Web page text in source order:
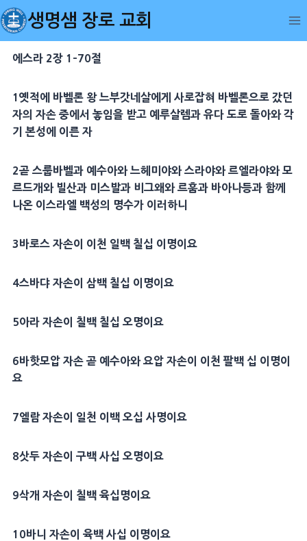
Skip
to
content
생명샘 장로 교회
에스라 2장 1-70절
1 옛적에 바벨론 왕느부갓네살에게 사로잡혀 바벨론으로 갔던
자의 자손 중에서 놓임을 받고 예루살렘과 유다 도로 돌아와 각
기 본성에 이른 자
2곧 스룹바벨과 예수아와느헤미야와스라야와 르엘라야와모
르드개와 빌산과 미스발과 비그왜와르훔과 바아나등과 함께
나온 이스라엘 백성의 명수가 이러하니
3바로스 자손이 이천 일백 칠십 이명이요
4스바댜자손이 삼백 칠십 이명이요
5아라자손이 칠백 칠십 오명이요
6바핫모압자손 곧 예수아와요압자손이 이천 팔백 십 이명이
요
7엘람자손이 일천 이백 오십 사명이요
8삿두자손이 구백 사십 오명이요
9삭개 자손이 칠백 육십명이요
10바니 자손이 육백 사십 이명이요